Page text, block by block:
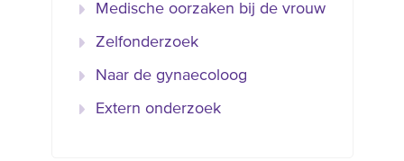
Medische oorzaken bij de vrouw
Zelfonderzoek
Naar de gynaecoloog
Extern onderzoek